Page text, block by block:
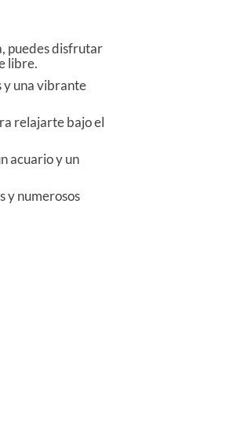
puedes disfrutar
libre.
y una vibrante
relajarte bajo el
acuario y un
y numerosos